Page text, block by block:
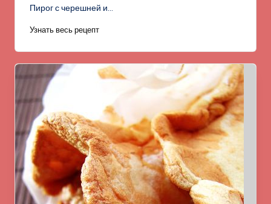
Пирог с черешней и…
Узнать весь рецепт